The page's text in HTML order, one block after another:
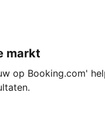
markt
op Booking.com'